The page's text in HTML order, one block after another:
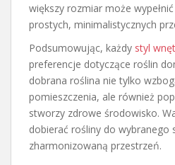
większy rozmiar może
prostych, minimalistycznych
Podsumowując, każdy styl
preferencje dotyczące roślin
dobrana roślina nie tylko
pomieszczenia, ale również
stworzy zdrowe środowisko.
dobierać rośliny do wybranego
zharmonizowaną przestrzeń.